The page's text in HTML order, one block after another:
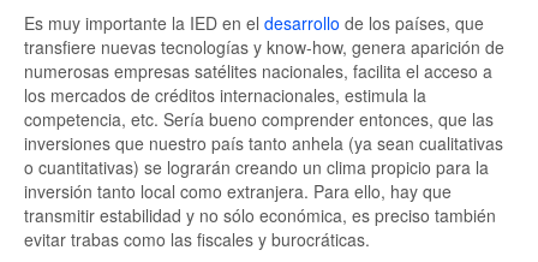
Es muy importante la IED en el desarrollo de los países, que
transfiere nuevas tecnologías y know-how, genera aparición de
numerosas empresas satélites nacionales, facilita el acceso a
los mercados de créditos internacionales, estimula la
competencia, etc. Sería bueno comprender entonces, que las
inversiones que nuestro país tanto anhela (ya sean cualitativas
o cuantitativas) se lograrán creando un clima propicio para la
inversión tanto local como extranjera. Para ello, hay que
transmitir estabilidad y no sólo económica, es preciso también
evitar trabas como las fiscales y burocráticas.